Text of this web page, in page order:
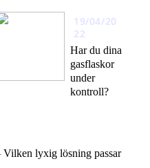
19/04/20
22
Har du dina
gasflaskor
under
kontroll?
lyxig lösning passar